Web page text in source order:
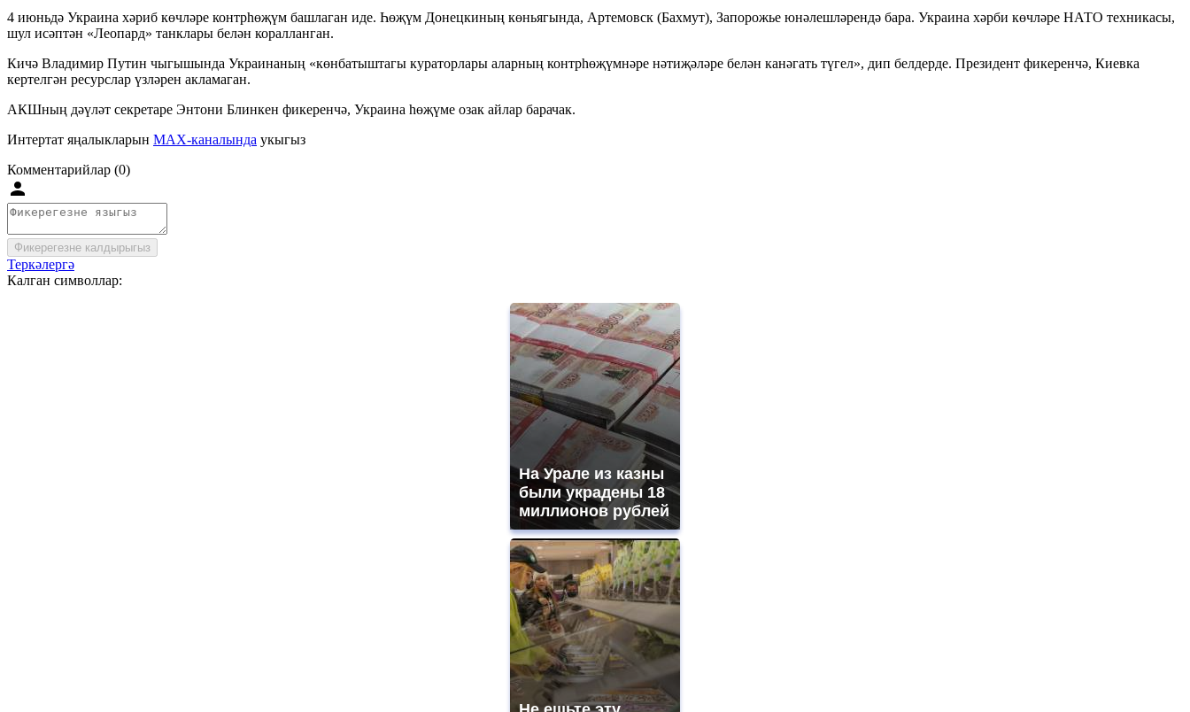
4 июньдә Украина хәриб көчләре контрһөҗүм башлаган иде. Һөҗүм Донецкиның көньягында, Артемовск (Бахмут), Запорожье юнәлешләрендә бара. Украина хәрби көчләре НАТО техникасы,
шул исәптән «Леопард» танклары белән коралланган.
Кичә Владимир Путин чыгышында Украинаның «көнбатыштагы кураторлары аларның контрһөҗүмнәре нәтиҗәләре белән канәгать түгел», дип белдерде. Президент фикеренчә, Киевка
кертелгән ресурслар үзләрен акламаган.
АКШның дәүләт секретаре Энтони Блинкен фикеренчә, Украина һөҗүме озак айлар барачак.
Интертат яңалыкларын MAX-каналында укыгыз
Комментарийлар (0)
Фикерегезне калдырыгыз
Теркәлергә
Калган символлар:
На Урале из казны
были украдены 18
миллионов рублей